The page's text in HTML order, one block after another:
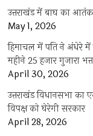
उत्तराखंड में बाघ का
May 1, 2026
हिमाचल में पति ने अंधेरे में
महीने 25 हजार गुजारा
April 30, 2026
उत्तराखंड विधानसभा
विपक्ष को घेरेगी सरकार
April 28, 2026